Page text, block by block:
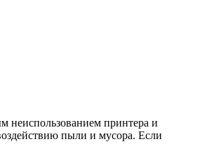
неиспользованием принтера и
пыли и мусора. Если